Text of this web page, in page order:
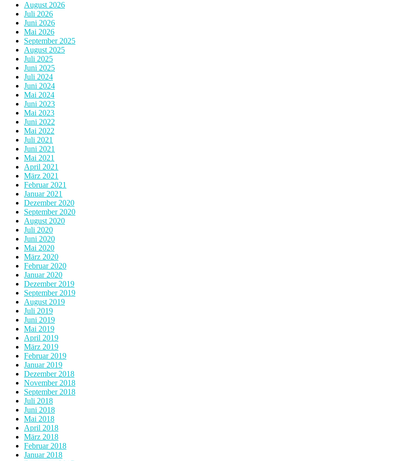
August 2026
Juli 2026
Juni 2026
Mai 2026
September 2025
August 2025
Juli 2025
Juni 2025
Juli 2024
Juni 2024
Mai 2024
Juni 2023
Mai 2023
Juni 2022
Mai 2022
Juli 2021
Juni 2021
Mai 2021
April 2021
März 2021
Februar 2021
Januar 2021
Dezember 2020
September 2020
August 2020
Juli 2020
Juni 2020
Mai 2020
März 2020
Februar 2020
Januar 2020
Dezember 2019
September 2019
August 2019
Juli 2019
Juni 2019
Mai 2019
April 2019
März 2019
Februar 2019
Januar 2019
Dezember 2018
November 2018
September 2018
Juli 2018
Juni 2018
Mai 2018
April 2018
März 2018
Februar 2018
Januar 2018